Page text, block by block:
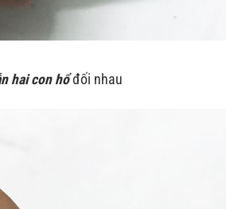
hai con hổđối nhau